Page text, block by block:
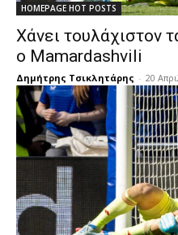
HOMEPAGE HOT POSTS
Χάνει τουλάχιστον
ο Mamardashvili
Δημήτρης Τσικλητάρης - 20